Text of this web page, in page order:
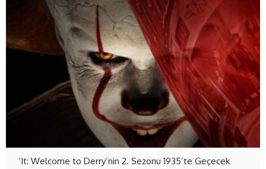
‘It: Welcome to Derry’nin 2. Sezonu 1935’te Geçecek